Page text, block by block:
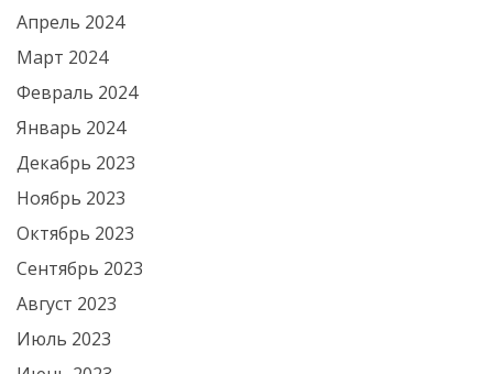
Апрель 2024
Март 2024
Февраль 2024
Январь 2024
Декабрь 2023
Ноябрь 2023
Октябрь 2023
Сентябрь 2023
Август 2023
Июль 2023